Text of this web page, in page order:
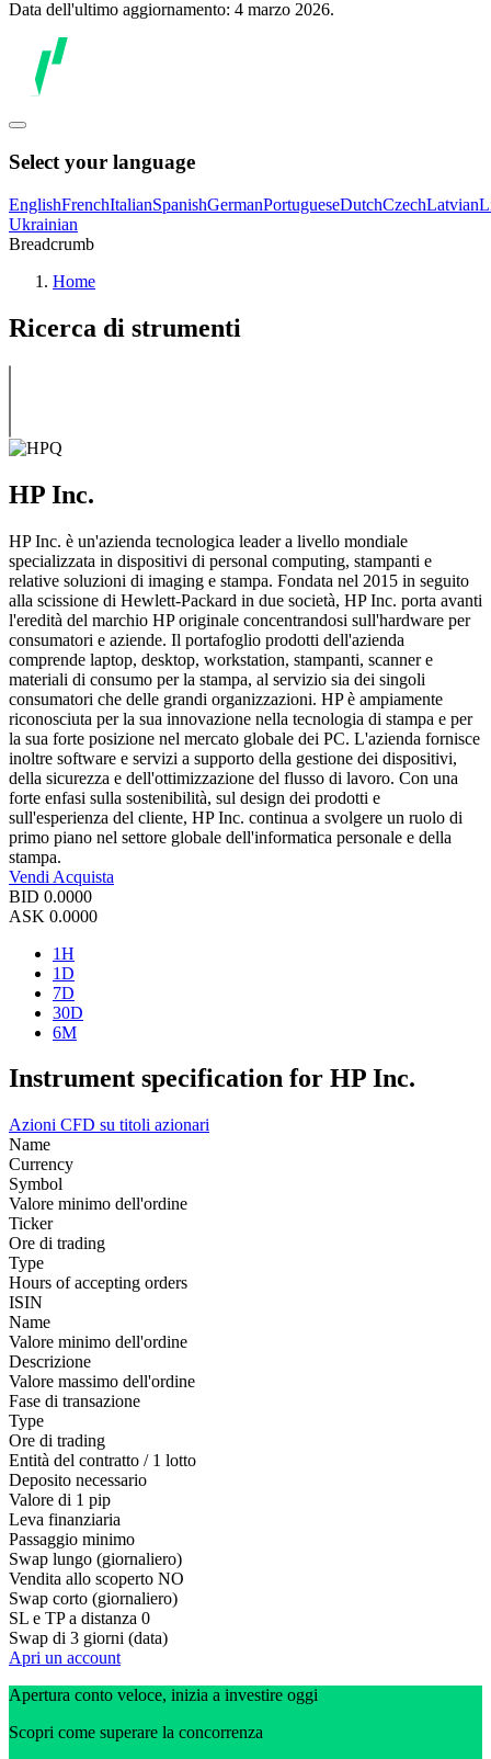
Data dell'ultimo aggiornamento: 4 marzo 2026.
Select your language
EnglishFrenchItalianSpanishGermanPortugueseDutchCzechLatvian
Ukrainian
Breadcrumb
Home
Ricerca di strumenti
HP Inc.
HP Inc. è un'azienda tecnologica leader a livello mondiale
specializzata in dispositivi di personal computing, stampanti e
relative soluzioni di imaging e stampa. Fondata nel 2015 in seguito
alla scissione di Hewlett-Packard in due società, HP Inc. porta avanti
l'eredità del marchio HP originale concentrandosi sull'hardware per
consumatori e aziende. Il portafoglio prodotti dell'azienda
comprende laptop, desktop, workstation, stampanti, scanner e
materiali di consumo per la stampa, al servizio sia dei singoli
consumatori che delle grandi organizzazioni. HP è ampiamente
riconosciuta per la sua innovazione nella tecnologia di stampa e per
la sua forte posizione nel mercato globale dei PC. L'azienda fornisce
inoltre software e servizi a supporto della gestione dei dispositivi,
della sicurezza e dell'ottimizzazione del flusso di lavoro. Con una
forte enfasi sulla sostenibilità, sul design dei prodotti e
sull'esperienza del cliente, HP Inc. continua a svolgere un ruolo di
primo piano nel settore globale dell'informatica personale e della
stampa.
Vendi Acquista
BID 0.0000
ASK 0.0000
1H
1D
7D
30D
6M
Instrument specification for HP Inc.
Azioni CFD su titoli azionari
Name
Currency
Symbol
Valore minimo dell'ordine
Ticker
Ore di trading
Type
Hours of accepting orders
ISIN
Name
Valore minimo dell'ordine
Descrizione
Valore massimo dell'ordine
Fase di transazione
Type
Ore di trading
Entità del contratto / 1 lotto
Deposito necessario
Valore di 1 pip
Leva finanziaria
Passaggio minimo
Swap lungo (giornaliero)
Vendita allo scoperto NO
Swap corto (giornaliero)
SL e TP a distanza 0
Swap di 3 giorni (data)
Apri un account
Apertura conto veloce, inizia a investire oggi
Scopri come superare la concorrenza